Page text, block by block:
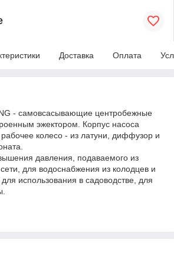
Доставка Оплата
- самовсасывающие центробежные
эжектором. Корпус насоса
колесо - из латуни, диффузор и
давления, подаваемого из
для водоснабжения из колодцев и
использования в садоводстве, для